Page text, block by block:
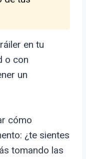
en tu
o con
un
cómo
¿te sientes
tomando las